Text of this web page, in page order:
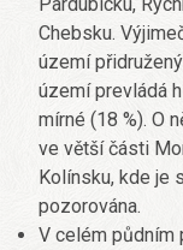
Chebsku.
území
území prevládá
mírné (18 %). O
ve větší části
Kolínsku, kde je
pozorována.
V celém půdním